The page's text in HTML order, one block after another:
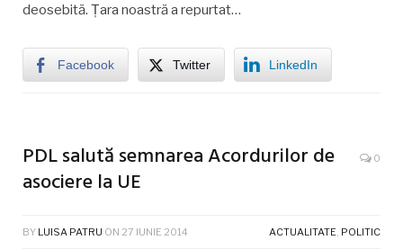
deosebită. Ţara noastră a repurtat…
Facebook Twitter LinkedIn
PDL salută semnarea Acordurilor de
asociere la UE
0
BY LUISA PATRU ON 27 IUNIE 2014 ACTUALITATE, POLITIC